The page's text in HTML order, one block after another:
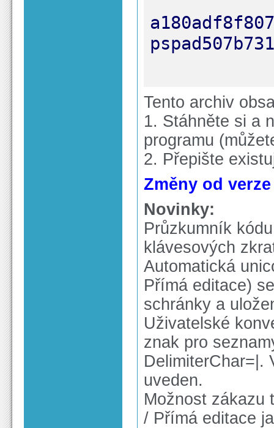
Tento archiv
1. Stáhněte si a
programu
2. Přepište
Změny od verze
Novinky:
Průzkumník
klávesových
Automatická
Přímá editace)
schránky a
Uživatelské
znak pro
DelimiterChar=|.
uveden.
Možnost zákazu
/ Přímá editace